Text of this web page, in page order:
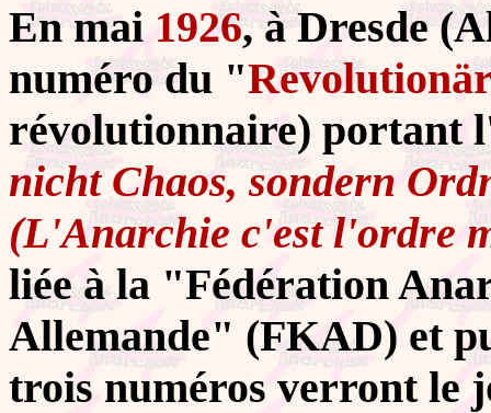
En mai 1926, à Dresde
numéro du "
révolutionnaire) portant
nicht Chaos, sondern
(L'Anarchie c'est l'ordre
liée à la "Fédération
Allemande" (FKAD) et
trois numéros verront le